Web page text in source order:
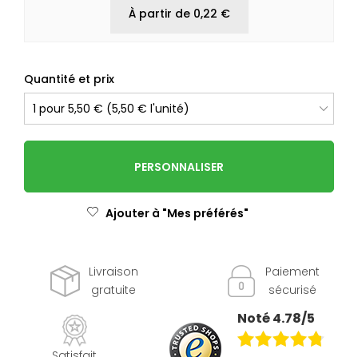
À partir de 0,22 €
Quantité et prix
PERSONNALISER
Ajouter à "Mes préférés"
Livraison
gratuite
Paiement
sécurisé
Noté 4.78/5